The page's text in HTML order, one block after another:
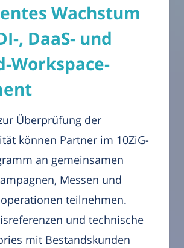
Wachstum
, DaaS- und
Workspace-
Überprüfung der
können Partner im 10ZiG-
an gemeinsamen
Messen und
teilnehmen.
und technische
mit Bestandskunden